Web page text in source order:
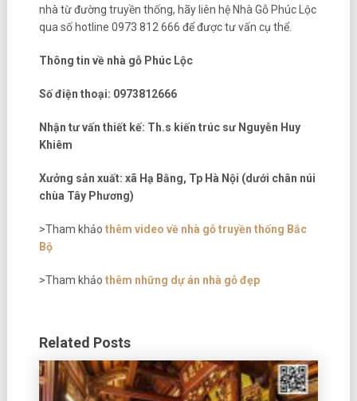
nhà từ đường truyền thống, hãy liên hệ Nhà Gỗ Phúc Lộc
qua số hotline 0973 812 666 để được tư vấn cụ thể.
Thông tin về nhà gỗ Phúc Lộc
Số điện thoại: 0973812666
Nhận tư vấn thiết kế: Th.s kiến trúc sư Nguyễn Huy
Khiêm
Xưởng sản xuất: xã Hạ Bằng, Tp Hà Nội (dưới chân núi
chùa Tây Phương)
>Tham khảo thêm video về nhà gỗ truyền thống Bắc
Bộ
>Tham khảo thêm những dự án nhà gỗ đẹp
Related Posts